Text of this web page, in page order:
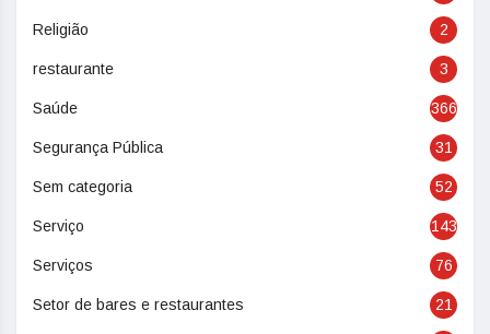
Religião 2
restaurante 3
Saúde 366
Segurança Pública 31
Sem categoria 52
Serviço 143
Serviços 76
Setor de bares e restaurantes 21